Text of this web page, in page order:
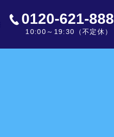
0120-621-888
10:00～19:30（不定休）